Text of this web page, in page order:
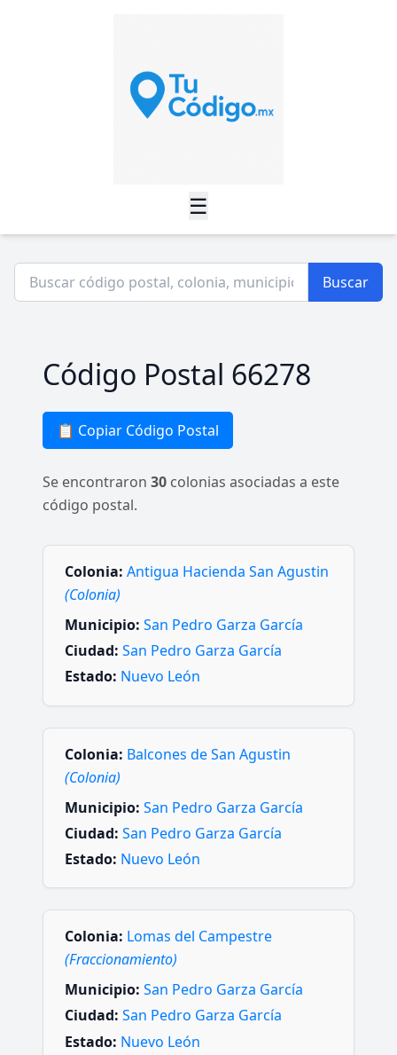
☰
Buscar
Código Postal 66278
📋 Copiar Código Postal
Se encontraron 30 colonias asociadas a este
código postal.
Colonia: Antigua Hacienda San Agustin
(Colonia)
Municipio: San Pedro Garza García
Ciudad: San Pedro Garza García
Estado: Nuevo León
Colonia: Balcones de San Agustin
(Colonia)
Municipio: San Pedro Garza García
Ciudad: San Pedro Garza García
Estado: Nuevo León
Colonia: Lomas del Campestre
(Fraccionamiento)
Municipio: San Pedro Garza García
Ciudad: San Pedro Garza García
Estado: Nuevo León